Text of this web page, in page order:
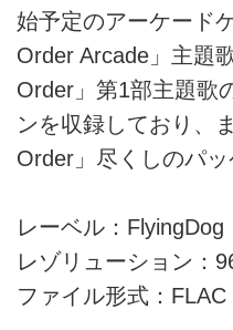
始予定のアーケード
Order Arcade」主題
Order」第1部主題歌
ンを収録しており、
Order」尽くしのパッ
レーベル：FlyingDog
レゾリューション：
ファイル形式：FLAC